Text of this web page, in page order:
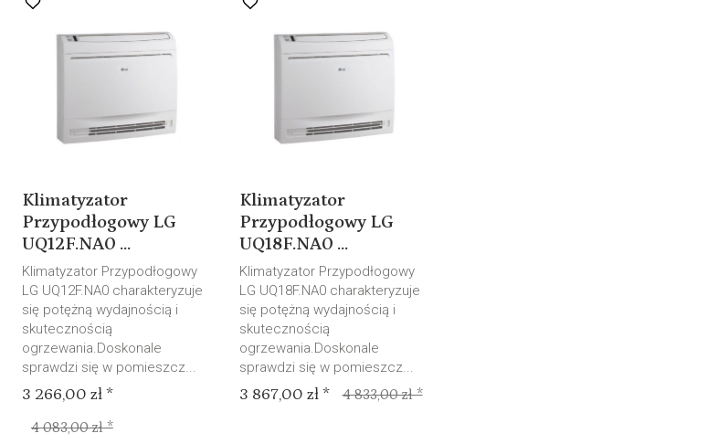
Klimatyzator
Przypodłogowy LG
UQ12F.NA0 ...
Klimatyzator Przypodłogowy
LG UQ12F.NA0 charakteryzuje
się potężną wydajnością i
skutecznością
ogrzewania.Doskonale
sprawdzi się w pomieszcz...
3 266,00 zł *
4 083,00 zł *
Klimatyzator
Przypodłogowy LG
UQ18F.NA0 ...
Klimatyzator Przypodłogowy
LG UQ18F.NA0 charakteryzuje
się potężną wydajnością i
skutecznością
ogrzewania.Doskonale
sprawdzi się w pomieszcz...
3 867,00 zł * 4 833,00 zł *